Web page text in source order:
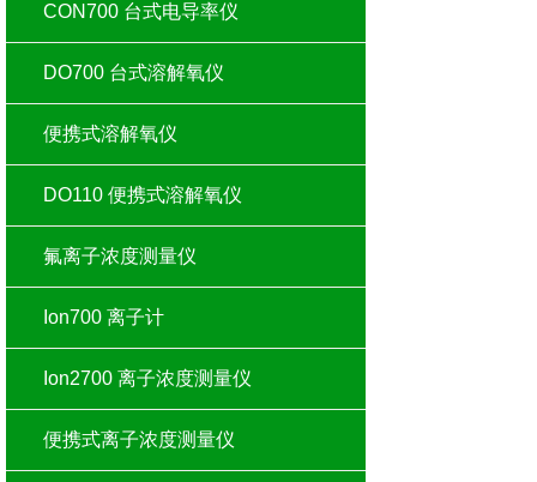
CON700 台式电导率仪
DO700 台式溶解氧仪
便携式溶解氧仪
DO110 便携式溶解氧仪
氟离子浓度测量仪
Ion700 离子计
Ion2700 离子浓度测量仪
便携式离子浓度测量仪